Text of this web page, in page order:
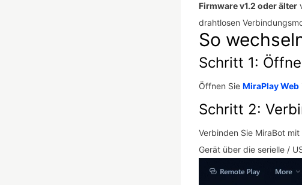
Firmware v1.2 oder älter
drahtlosen
So
Schritt 1:
Öffnen Sie MiraPlay Web
Schritt 2:
Verbinden Sie MiraBot
Gerät über die serielle /